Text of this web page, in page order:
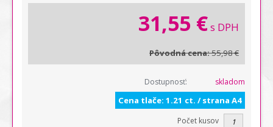
31,55 €s DPH
Pôvodná cena:55,98 €
Dostupnosť: skladom
Cena tlače: 1.21 ct. / strana A4
Počet kusov